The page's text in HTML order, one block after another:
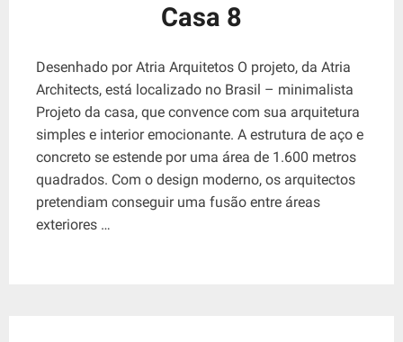
Casa 8
Desenhado por Atria Arquitetos O projeto, da Atria
Architects, está localizado no Brasil – minimalista
Projeto da casa, que convence com sua arquitetura
simples e interior emocionante. A estrutura de aço e
concreto se estende por uma área de 1.600 metros
quadrados. Com o design moderno, os arquitectos
pretendiam conseguir uma fusão entre áreas
exteriores …